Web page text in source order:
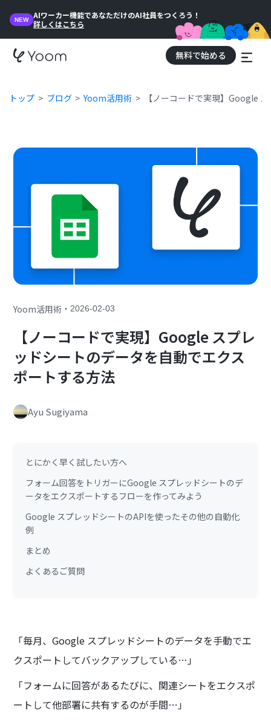
NEW
AIワーカー機能であなただけのAI社員をつくろう！
詳しくはこちら
無料で始める
トップ ブログ Yoom活用術 【ノーコードで実現】Google
Yoom活用術 ・2026-02-03
【ノーコードで実現】Google スプレ
ッドシートのデータを自動でエクス
ポートする方法
Ayu Sugiyama
とにかく早く試したい方へ
フォーム回答をトリガーにGoogle スプレッドシートのデ
ータをエクスポートするフローを作ってみよう
Google スプレッドシートのAPIを使ったその他の自動化
例
まとめ
よくあるご質問
「毎月、Google スプレッドシートのデータを手動でエ
クスポートしてバックアップしている…」
「フォームに回答があるたびに、関連シートをエクスポ
ートして他部署に共有するのが手間…」